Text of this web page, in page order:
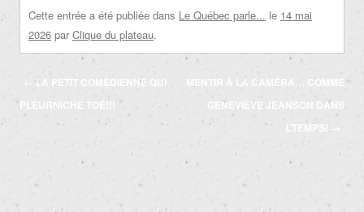
Cette entrée a été publiée dans Le Québec parle... le 14 mai
2026 par Clique du plateau.
Navigation
des
articles
← LA PETIT COMÉDIENNE QUI
PLEURNICHE TOÉ!!!
MENTIR À LA CAMÉRA… COMME
GENEVIÈVE JEANSON DANS
L’TEMPS!
→